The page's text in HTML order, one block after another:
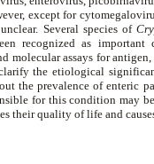
except for
Several species of
recognized as
assays for
the etiological
the prevalence of enteric
for this condition may
their quality of life and